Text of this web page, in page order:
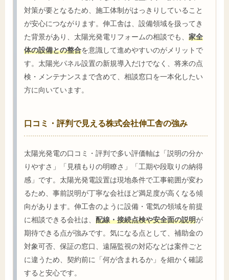
対策が要となるため、施工体制がはっきりしていること
が安心につながります。伸工舎は、設備領域を扱ってき
た背景があり、太陽光発電リフォームの相談でも、 家全
体の設備との整合を意識して進めやすいのがメリットで
す。太陽光パネル設置の新規導入だけでなく、将来の点
検・メンテナンスまで含めて、相談窓口を一本化したい
方に向いています。
口コミ・評判で見える株式会社伸工舎の強み
太陽光発電の口コミ・評判で多い評価軸は「説明の分か
りやすさ」「見積もりの明瞭さ」「工期や段取りの納得
感」です。太陽光発電設置は現地条件で工事範囲が変わ
るため、事前説明が丁寧な会社ほど満足度が高くなる傾
向があります。伸工舎のように設備・電気の領域を前提
に相談できる会社は、 配線・接続点検や安全面の説明が
期待できる点が強みです。気になる点として、補助金の
対象可否、保証の窓口、遠隔監視の対応などは案件ごと
に違うため、契約前に「何が含まれるか」を細かく確認
すると安心です。